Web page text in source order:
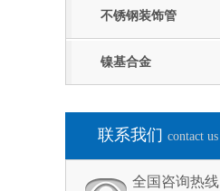
不锈钢装饰管
镍基合金
联系我们 contact us
全国咨询热线